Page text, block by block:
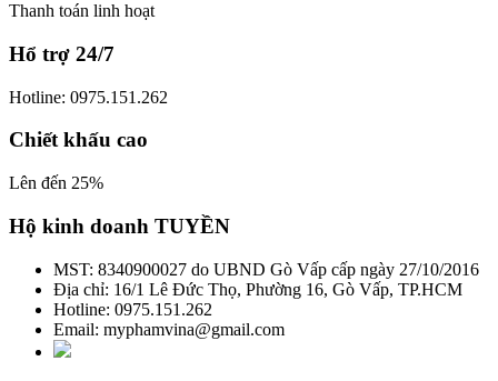
Thanh toán linh hoạt
Hổ trợ 24/7
Hotline: 0975.151.262
Chiết khấu cao
Lên đến 25%
Hộ kinh doanh TUYỀN
MST: 8340900027 do UBND Gò Vấp cấp ngày 27/10/2016
Địa chỉ: 16/1 Lê Đức Thọ, Phường 16, Gò Vấp, TP.HCM
Hotline: 0975.151.262
Email: myphamvina@gmail.com